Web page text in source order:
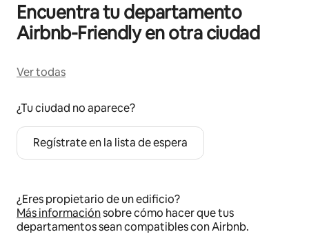
Encuentra tu departamento
Airbnb-Friendly en otra ciudad
Ver todas
¿Tu ciudad no aparece?
Regístrate en la lista de espera
¿Eres propietario de un edificio?
Más informaciónsobre cómo hacer que tus
departamentos sean compatibles con Airbnb.